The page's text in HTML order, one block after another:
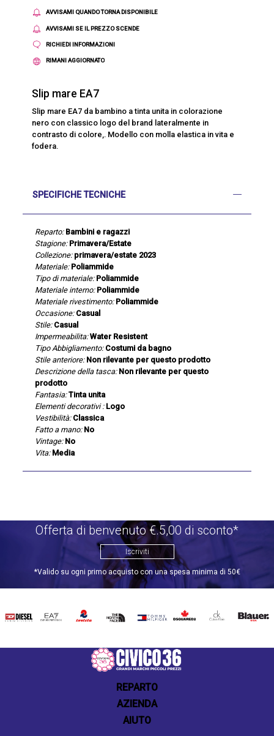
AVVISAMI QUANDO TORNA DISPONIBILE
AVVISAMI SE IL PREZZO SCENDE
RICHIEDI INFORMAZIONI
RIMANI AGGIORNATO
Slip mare EA7
Slip mare EA7 da bambino a tinta unita in colorazione
nero con classico logo del brand lateralmente in
contrasto di colore,. Modello con molla elastica in vita e
fodera.
SPECIFICHE TECNICHE
Reparto: Bambini e ragazzi
Stagione: Primavera/Estate
Collezione: primavera/estate 2023
Materiale: Poliammide
Tipo di materiale: Poliammide
Materiale interno: Poliammide
Materiale rivestimento: Poliammide
Occasione: Casual
Stile: Casual
Impermeabilita: Water Resistent
Tipo Abbigliamento: Costumi da bagno
Stile anteriore: Non rilevante per questo prodotto
Descrizione della tasca: Non rilevante per questo
prodotto
Fantasia: Tinta unita
Elementi decorativi : Logo
Vestibilità: Classica
Fatto a mano: No
Vintage: No
Vita: Media
Offerta di benvenuto €.5,00 di sconto*
Iscriviti
*Valido su ogni primo acquisto con una spesa minima di 50€
DIESEL EA7 INVICTATHE
TOMMY
DSQUARED2
CALVIN BLAUER
REPARTO
AZIENDA
AIUTO